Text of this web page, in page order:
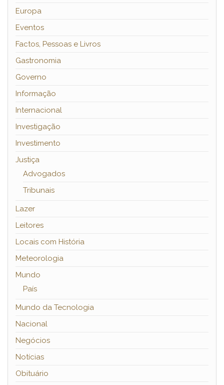
Europa
Eventos
Factos, Pessoas e Livros
Gastronomia
Governo
Informação
Internacional
Investigação
Investimento
Justiça
Advogados
Tribunais
Lazer
Leitores
Locais com História
Meteorologia
Mundo
País
Mundo da Tecnologia
Nacional
Negócios
Notícias
Obituário